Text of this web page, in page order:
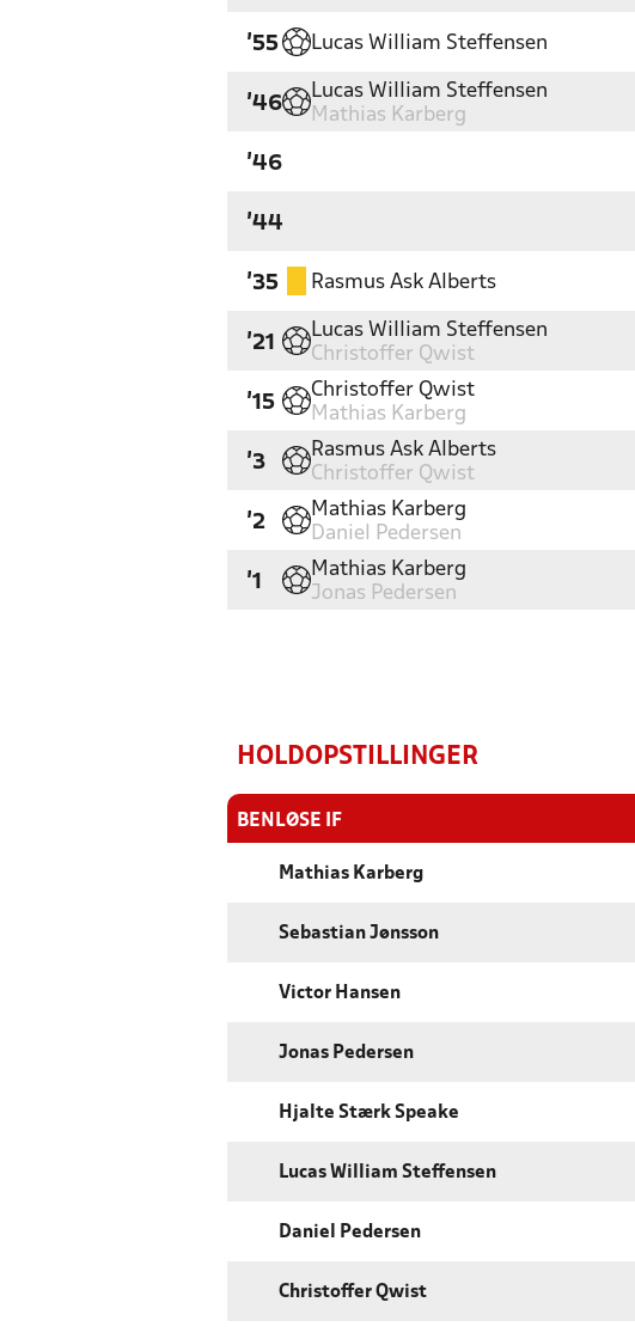
'55 Lucas William Steffensen
'46
Lucas William Steffensen
Mathias Karberg
'46
'44
'35 Rasmus Ask Alberts
'21
Lucas William Steffensen
Christoffer Qwist
'15
Christoffer Qwist
Mathias Karberg
'3
Rasmus Ask Alberts
Christoffer Qwist
'2
Mathias Karberg
Daniel Pedersen
'1
Mathias Karberg
Jonas Pedersen
HOLDOPSTILLINGER
BENLØSE IF
Mathias Karberg
Sebastian Jønsson
Victor Hansen
Jonas Pedersen
Hjalte Stærk Speake
Lucas William Steffensen
Daniel Pedersen
Christoffer Qwist